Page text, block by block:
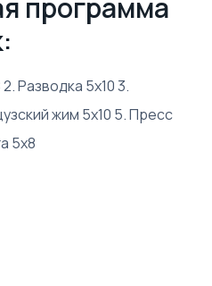
программа
Разводка 5х10 3.
жим 5х10 5. Пресс
5х8